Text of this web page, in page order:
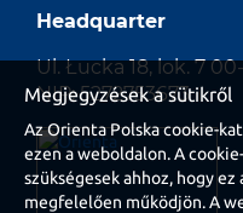
Headquarter
Ul. Łucka 18, lok. 7
NIP: 5272753673
Megjegyzések a sütikről
Az Orienta Polska cookie-
ezen a weboldalon. A
szükségesek ahhoz, hogy ez
megfelelően működjön. A